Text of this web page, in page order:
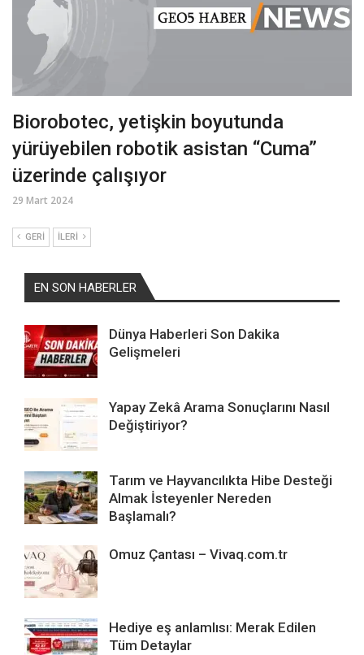
Biorobotec, yetişkin boyutunda
yürüyebilen robotik asistan “Cuma”
üzerinde çalışıyor
29 Mart 2024
GERI İLERI
EN SON HABERLER
Dünya Haberleri Son Dakika
Gelişmeleri
Yapay Zekâ Arama Sonuçlarını Nasıl
Değiştiriyor?
Tarım ve Hayvancılıkta Hibe Desteği
Almak İsteyenler Nereden
Başlamalı?
Omuz Çantası – Vivaq.com.tr
Hediye eş anlamlısı: Merak Edilen
Tüm Detaylar